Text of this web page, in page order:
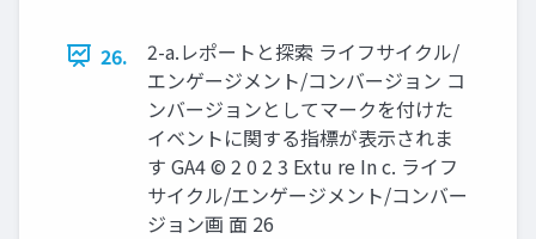
26.
2-a.レポートと探索 ライフサイクル/
エンゲージメント/コンバージョン コ
ンバージョンとしてマークを付けた
イベントに関する指標が表示されま
す GA4 © 2 0 2 3 Extu re In c. ライフ
サイクル/エンゲージメント/コンバー
ジョン画 面 26